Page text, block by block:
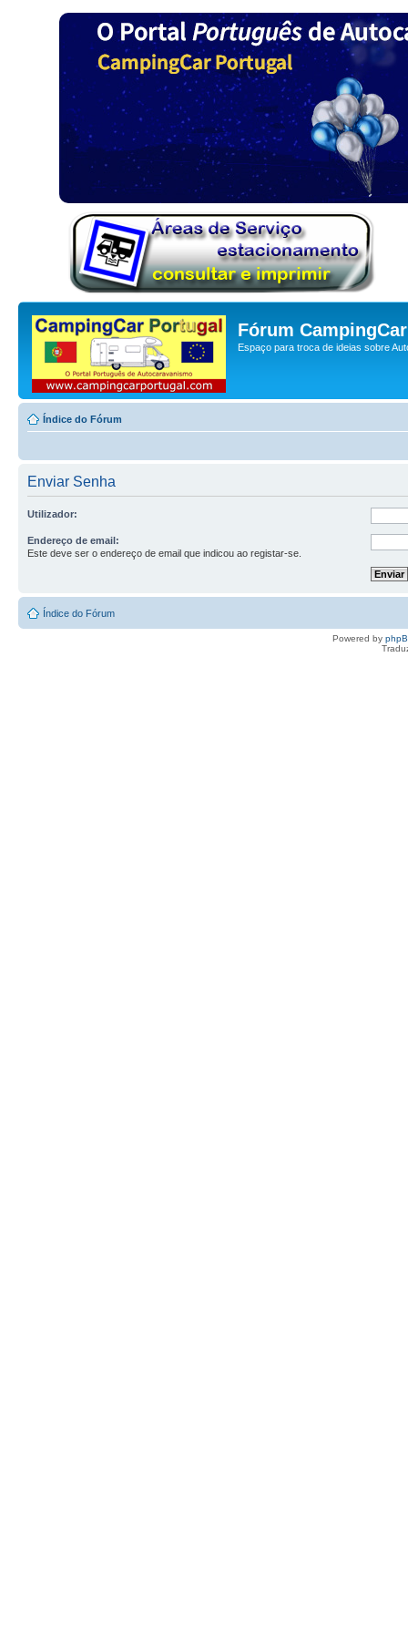
Fórum
Espaço para troca de ideias sobre
Índice do Fórum
Enviar Senha
Utilizador:
Endereço de email:
Este deve ser o endereço de email que indicou ao registar-se.
Índice do Fórum
Powered by